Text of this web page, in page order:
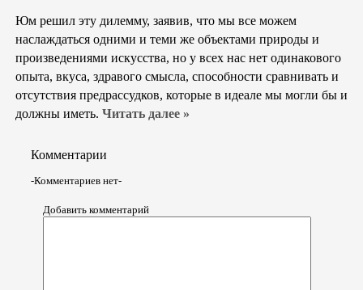
Юм решил эту дилемму, заявив, что мы все можем
наслаждаться одними и теми же объектами природы и
произведениями искусства, но у всех нас нет одинакового
опыта, вкуса, здравого смысла, способности сравнивать и
отсутствия предрассудков, которые в идеале мы могли бы и
должны иметь. Читать далее »
Комментарии
-Комментариев нет-
Добавить комментарий